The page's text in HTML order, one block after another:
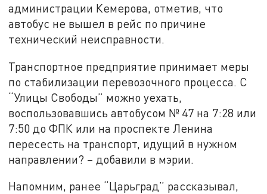
администрации Кемерова, отметив, что
автобус не вышел в рейс по причине
технический неисправности.
Транспортное предприятие принимает меры
по стабилизации перевозочного процесса. С
“Улицы Свободы” можно уехать,
воспользовавшись автобусом № 47 на 7:28 или
7:50 до ФПК или на проспекте Ленина
пересесть на транспорт, идущий в нужном
направлении? – добавили в мэрии.
Напомним, ранее “Царьград” рассказывал,